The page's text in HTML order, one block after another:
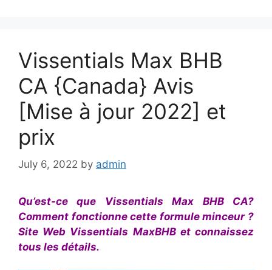
Vissentials Max BHB
CA {Canada} Avis
[Mise à jour 2022] et
prix
July 6, 2022 by admin
Qu’est-ce que Vissentials Max BHB CA?
Comment fonctionne cette formule minceur ?
Site Web Vissentials MaxBHB et connaissez
tous les détails.